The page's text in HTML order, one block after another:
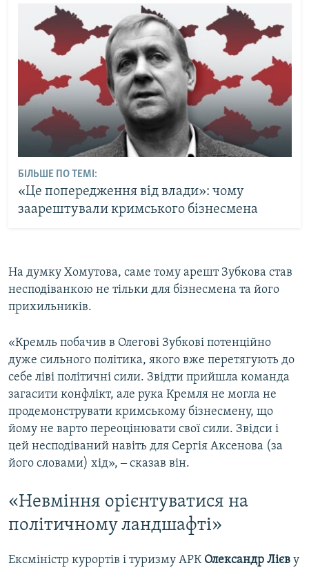
БІЛЬШЕ ПО ТЕМІ:
«Це попередження від влади»: чому
заарештували кримського бізнесмена
На думку Хомутова, саме тому арешт Зубкова став
несподіванкою не тільки для бізнесмена та його
прихильників.
«Кремль побачив в Олегові Зубкові потенційно
дуже сильного політика, якого вже перетягують до
себе ліві політичні сили. Звідти прийшла команда
загасити конфлікт, але рука Кремля не могла не
продемонструвати кримському бізнесмену, що
йому не варто переоцінювати свої сили. Звідси і
цей несподіваний навіть для Сергія Аксенова (за
його словами) хід», ‒ сказав він.
«Невміння орієнтуватися на
політичному ландшафті»
Ексміністр курортів і туризму АРК Олександр Лієв у